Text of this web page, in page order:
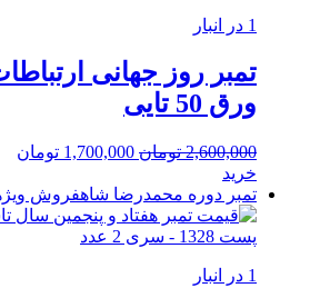
1 در انبار
ورق 50 تایی
2,600,000 تومان قیمت
2,600,000 تومان
بود.
1,700,000 تومان
خرید
تمبر دوره محمدرضا شاهفروش
1 در انبار